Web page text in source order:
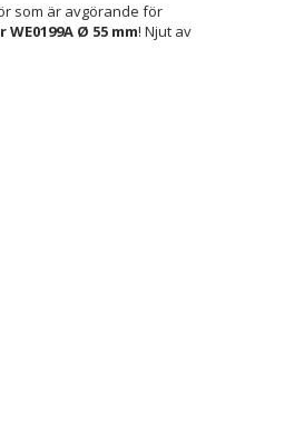
som är avgörande för
Ø 55 mm! Njut av